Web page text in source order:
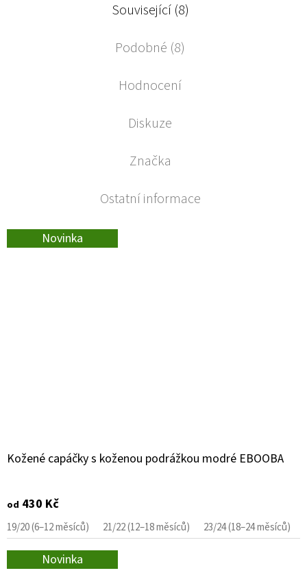
Související (8)
Podobné (8)
Hodnocení
Diskuze
Značka
Ostatní informace
Novinka
Kožené capáčky s koženou podrážkou modré EBOOBA
od 430 Kč
19/20 (6–12 měsíců) 21/22 (12–18 měsíců) 23/24 (18–24 měsíců)
Novinka